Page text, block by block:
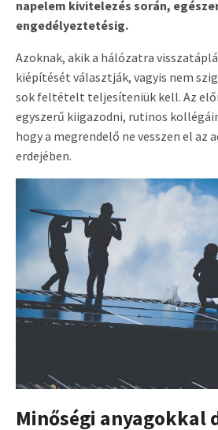
napelem kivitelezés során,
engedélyeztetésig.
Azoknak, akik a hálózatra
kiépítését választják, vagyis nem
sok feltételt teljesíteniük kell. Az
egyszerű kiigazodni, rutinos
hogy a megrendelő ne vesszen el az
erdejében.
Minőségi anyagokkal